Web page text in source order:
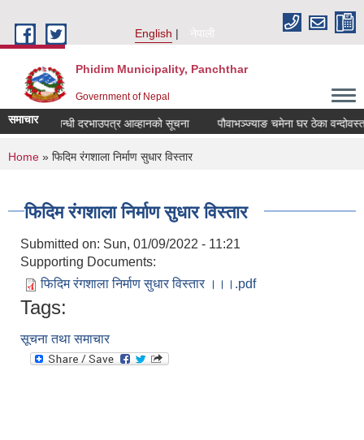
English
नेपाली
Phidim Municipality, Panchthar
Government of Nepal
समाचारसम्बन्धी दरभाउपत्र आव्हानको सूचना पौवाभञ्ज्याङ चमेना घर ठेका
You are here
Home » फिदिम रंगशाला निर्माण सुधार विस्तार
फिदिम रंगशाला निर्माण सुधार विस्तार
Submitted on: Sun, 01/09/2022 - 11:21
Supporting Documents:
फिदिम रंगशाला निर्माण सुधार विस्तार ।।।.pdf
Tags:
सूचना तथा समाचार